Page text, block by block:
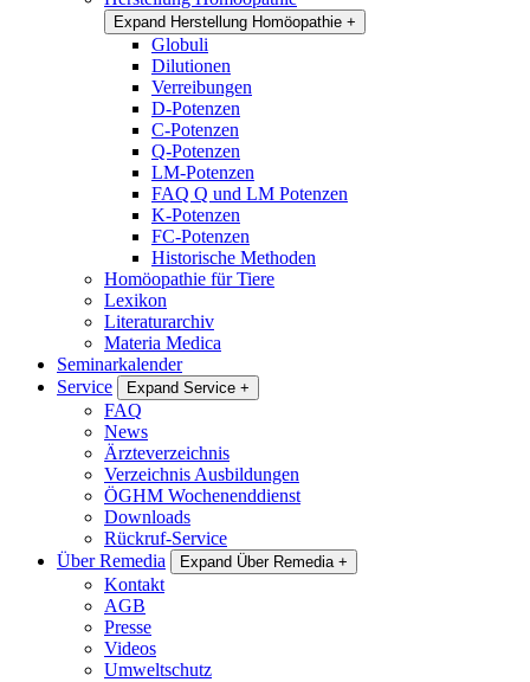
Expand Herstellung Homöopathie +
Globuli
Dilutionen
Verreibungen
D-Potenzen
C-Potenzen
Q-Potenzen
LM-Potenzen
FAQ Q und LM Potenzen
K-Potenzen
FC-Potenzen
Historische Methoden
Homöopathie für Tiere
Lexikon
Literaturarchiv
Materia Medica
Seminarkalender
Service
Expand Service +
FAQ
News
Ärzteverzeichnis
Verzeichnis Ausbildungen
ÖGHM Wochenenddienst
Downloads
Rückruf-Service
Über Remedia
Expand Über Remedia +
Kontakt
AGB
Presse
Videos
Umweltschutz